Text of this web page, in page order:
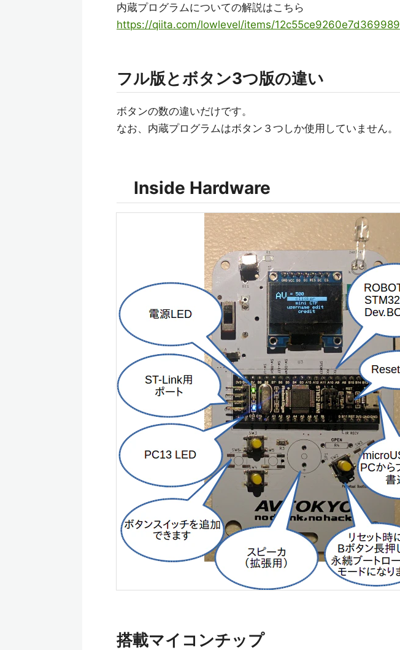
内蔵プログラムについての解説はこちら
https://qiita.com/lowlevel/items/12c55ce9260e7d369989
フル版とボタン3つ版の違い
ボタンの数の違いだけです。
なお、内蔵プログラムはボタン３つしか使用していません。
Inside Hardware
搭載マイコンチップ